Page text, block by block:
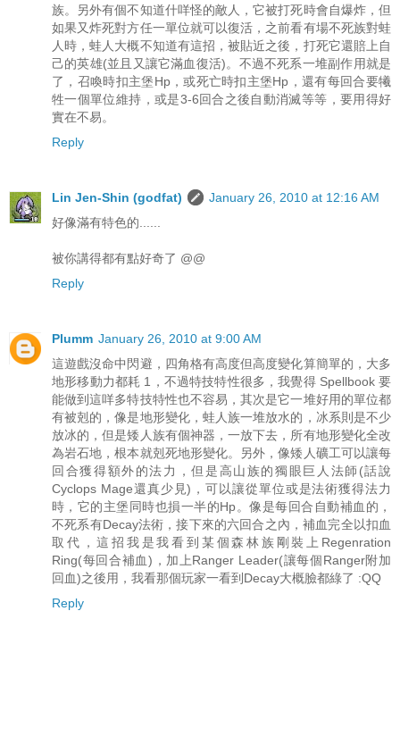
族。另外有個不知道什咩怪的敵人，它被打死時會自爆炸，但
如果又炸死對方任一單位就可以復活，之前看有場不死族對蛙
人時，蛙人大概不知道有這招，被貼近之後，打死它還賠上自
己的英雄(並且又讓它滿血復活)。不過不死系一堆副作用就是
了，召喚時扣主堡Hp，或死亡時扣主堡Hp，還有每回合要犧
牲一個單位維持，或是3-6回合之後自動消滅等等，要用得好
實在不易。
Reply
Lin Jen-Shin (godfat)
January 26, 2010 at 12:16 AM
好像滿有特色的......
被你講得都有點好奇了 @@
Reply
Plumm January 26, 2010 at 9:00 AM
這遊戲沒命中閃避，四角格有高度但高度變化算簡單的，大多
地形移動力都耗 1，不過特技特性很多，我覺得 Spellbook 要
能做到這咩多特技特性也不容易，其次是它一堆好用的單位都
有被剋的，像是地形變化，蛙人族一堆放水的，冰系則是不少
放冰的，但是矮人族有個神器，一放下去，所有地形變化全改
為岩石地，根本就剋死地形變化。另外，像矮人礦工可以讓每
回合獲得額外的法力，但是高山族的獨眼巨人法師(話說
Cyclops Mage還真少見)，可以讓從單位或是法術獲得法力
時，它的主堡同時也損一半的Hp。像是每回合自動補血的，
不死系有Decay法術，接下來的六回合之內，補血完全以扣血
取代，這招我是我看到某個森林族剛裝上Regenration
Ring(每回合補血)，加上Ranger Leader(讓每個Ranger附加
回血)之後用，我看那個玩家一看到Decay大概臉都綠了 :QQ
Reply